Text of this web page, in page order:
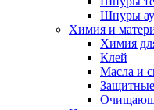
Шнуры
Химия и
Химия
Клей
Масла и
Защитные